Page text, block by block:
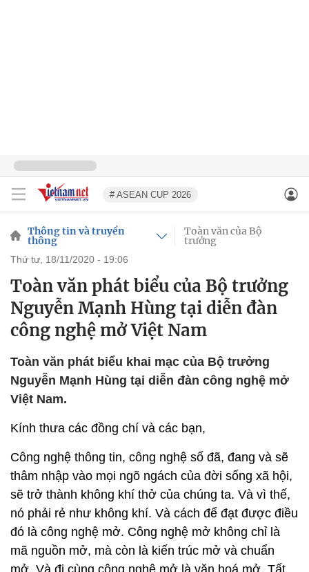
# ASEAN CUP 2026
Thông tin và truyền
thông
Toàn văn của Bộ
trưởng
thứ tư, 18/11/2020 - 19:06
Toàn văn phát biểu của Bộ trưởng
Nguyễn Mạnh Hùng tại diễn đàn
công nghệ mở Việt Nam
Toàn văn phát biểu khai mạc của Bộ trưởng
Nguyễn Mạnh Hùng tại diễn đàn công nghệ mở
Việt Nam.
Kính thưa các đồng chí và các bạn,
Công nghệ thông tin, công nghệ số đã, đang và sẽ
thâm nhập vào mọi ngõ ngách của đời sống xã hội,
sẽ trở thành không khí thở của chúng ta. Và vì thế,
nó phải rẻ như không khí. Và cách để đạt được điều
đó là công nghệ mở. Công nghệ mở không chỉ là
mã nguồn mở, mà còn là kiến trúc mở và chuẩn
mở. Và đi cùng công nghệ mở là văn hoá mở. Tất